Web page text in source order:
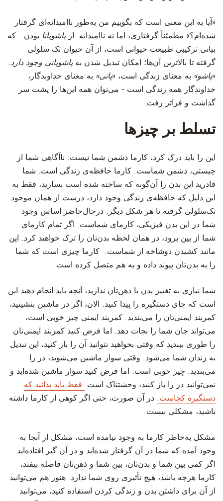
«آیا به این معنی است که بگوییم من به‌طور ناامیدانه‌ای گرفتار
شده‌ام؟» مطمئناً گرفتاری، اما نه ناامیدانه. از پاشوپاتا بودن - که
بیانی ترکیبی طبیعت حیوانی است، از آن حیوان تک سلولی
گرفته تا بالاترین آن‌ها؛ امکان تبدیل شدن به پاشوپاتی وجود دارد.
«پاشو» به معنای زندگی است، «پاتی» به معنای خداوندگار،
خداوندگار همه زندگی است - می‌توان همه این‌ها را پشت سر
گذاشت و فراتر رفت.
تسلط بر چیزها
این را باید درک کرد، کارما دشمن شما نیست. ناآگاهی شما از
چیستی، دشمن شماست. کارما حافظه‌ی زندگی است. شما
قادرید این بدن را آن‌گونه که ساخته شده است بسازید، فقط به
این دلیل که حافظه‌‌ی زندگی وجود دارد، درست از همان موجود
تک‌سلولی گرفته تا هر شکل دیگر. درحال‌حاضر اساس وجود
شما در این بدن فیزیکی، کارمای شماست. اگر تمام کارمای
شما از بین برود، در همان لحظه بدن‌تان را ترک خواهید کرد. این
مانند کشیدن دوشاخه از شماست. کارما چیزی است که شما
را به بدن‌تان پیوند داده و به هم متصل کرده است.
شما نیازی به تغییر بدن یا ذهن‌تان ندارید، آنچه باید انجام دهید این
است که جای دستگیره را پیدا کنید. الان، اگر در ماشین بنشینید،
کمربند ایمنی‌تان را می‌بندید. کمربند ایمنی چیز خوبی است،
می‌تواند جان شما را نجات دهد. اما فرض کنید کمربند ایمنی‌تان
را طوری ببندید که وقتی بخواهید نتوانید آن را باز کنید، این تبدیل
به زندان شما می‌شود. وقتی سوار ماشین می‌شوید، در را
می‌بندید. چیز خوبی است. اما فرض کنید سوار ماشین شده‌اید و
نمی‌توانید در را باز کنید، وحشتناک است. فقط باید بدانید که
دستگیره کجاست. در آن صورت، حتی اگر کوهی از کارما داشته
باشید، مشکلی نیست.
مشکل به‌خاطر کارما به وجود نیامده است، مشکل از آنجا به
وجود آمده که شما در آن گرفتار شده‌اید و در آن گیر افتاده‌اید.
اگر کمی بین شما و بدن‌تان، بین شما و ذهن‌تان فاصله بیفتد،
کارما هرچه باشد، هیچ تأثیری روی شما ندارد. هنوز هم می‌توانید
از آن برای داشتن بدن و زندگی کردن استفاده کنید، می‌توانید